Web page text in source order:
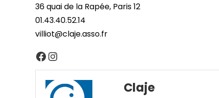
36 quai de la Rapée, Paris 12
01.43.40.52.14
villiot@claje.asso.fr
Facebook
Instagram
Claje